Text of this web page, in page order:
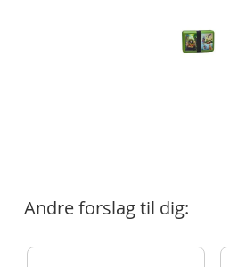
Andre forslag til dig: